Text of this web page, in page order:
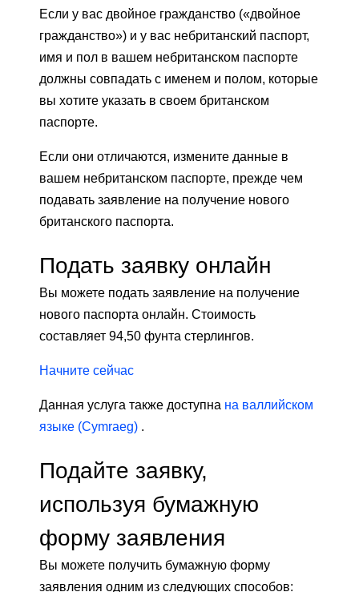
Если у вас двойное гражданство («двойное
гражданство») и у вас небританский паспорт,
имя и пол в вашем небританском паспорте
должны совпадать с именем и полом, которые
вы хотите указать в своем британском
паспорте.
Если они отличаются, измените данные в
вашем небританском паспорте, прежде чем
подавать заявление на получение нового
британского паспорта.
Подать заявку онлайн
Вы можете подать заявление на получение
нового паспорта онлайн. Стоимость
составляет 94,50 фунта стерлингов.
Начните сейчас
Данная услуга также доступна на валлийском
языке (Cymraeg) .
Подайте заявку,
используя бумажную
форму заявления
Вы можете получить бумажную форму
заявления одним из следующих способов: